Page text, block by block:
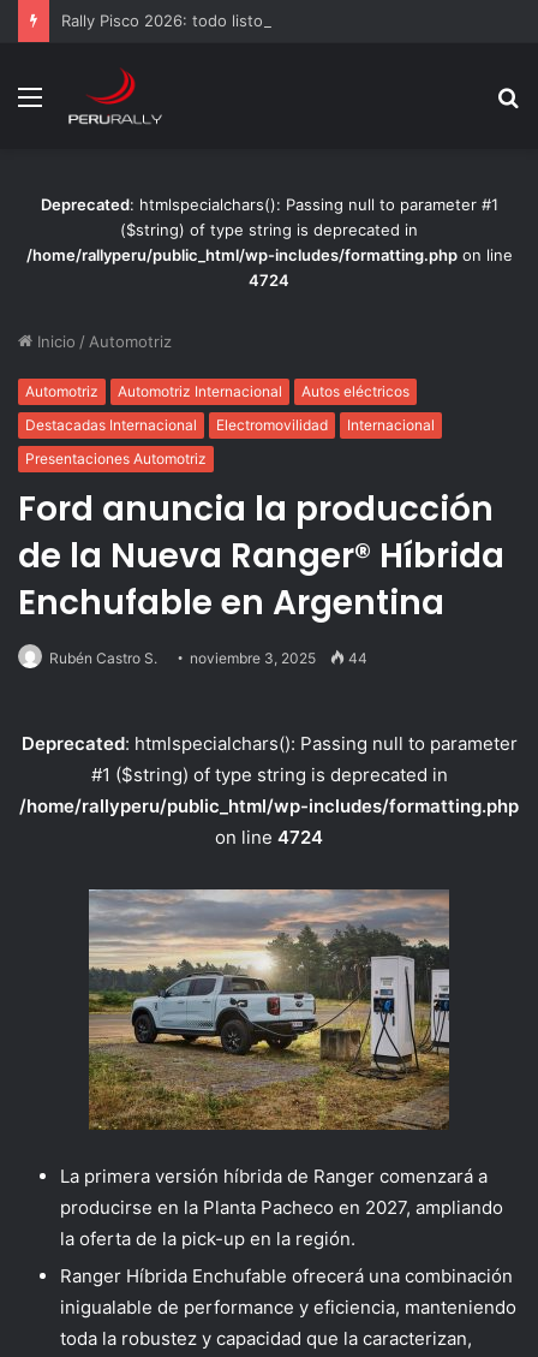
Rally Pisco 2026: todo listo para la gran final del RallyACP
Menú
Deprecated: htmlspecialchars(): Passing null to parameter #1
($string) of type string is deprecated in
/home/rallyperu/public_html/wp-includes/formatting.phpon line
4724
Inicio / Automotriz
Automotriz Automotriz Internacional
Autos eléctricos
Destacadas Internacional
Electromovilidad
Internacional
Presentaciones Automotriz
Ford anuncia la producción
de la Nueva Ranger® Híbrida
Enchufable en Argentina
Rubén Castro S. noviembre 3, 2025 44
Deprecated: htmlspecialchars(): Passing null to parameter
#1 ($string) of type string is deprecated in
/home/rallyperu/public_html/wp-includes/formatting.php
on line 4724
La primera versión híbrida de Ranger comenzará a
producirse en la Planta Pacheco en 2027, ampliando
la oferta de la pick-up en la región.
Ranger Híbrida Enchufable ofrecerá una combinación
inigualable de performance y eficiencia, manteniendo
toda la robustez y capacidad que la caracterizan,